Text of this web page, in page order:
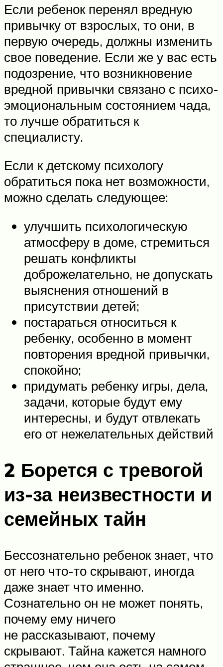
Если ребенок перенял вредную
привычку от взрослых, то они, в
первую очередь, должны изменить
свое поведение. Если же у вас есть
подозрение, что возникновение
вредной привычки связано с психо-
эмоциональным состоянием чада,
то лучше обратиться к
специалисту.
Если к детскому психологу
обратиться пока нет возможности,
можно сделать следующее:
улучшить психологическую
атмосферу в доме, стремиться
решать конфликты
доброжелательно, не допускать
выяснения отношений в
присутствии детей;
постараться относиться к
ребенку, особенно в момент
повторения вредной привычки,
спокойно;
придумать ребенку игры, дела,
задачи, которые будут ему
интересны, и будут отвлекать
его от нежелательных действий
2 Борется с тревогой
из-за неизвестности и
семейных тайн
Бессознательно ребенок знает, что
от него что-то скрывают, иногда
даже знает что именно.
Сознательно он не может понять,
почему ему ничего
не рассказывают, почему
скрывают. Тайна кажется намного